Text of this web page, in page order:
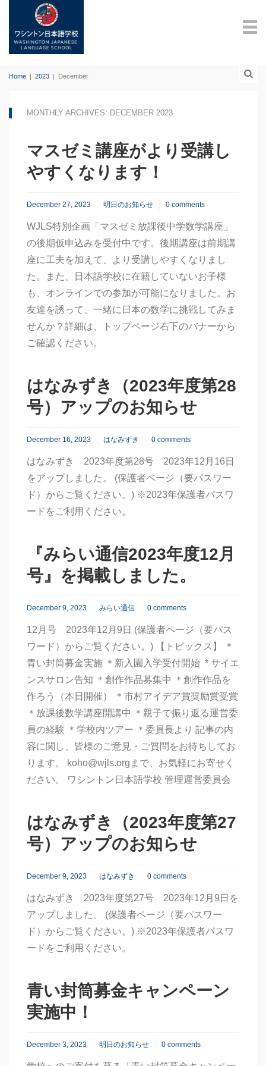
Home | 2023 | December
MONTHLY ARCHIVES: DECEMBER 2023
マスゼミ講座がより受講し
やすくなります！
December 27, 2023 明日のお知らせ 0 comments
WJLS特別企画「マスゼミ放課後中学数学講座」
の後期仮申込みを受付中です。後期講座は前期講
座に工夫を加えて、より受講しやすくなりまし
た。また、日本語学校に在籍していないお子様
も、オンラインでの参加が可能になりました。お
友達を誘って、一緒に日本の数学に挑戦してみま
せんか？詳細は、トップページ右下のバナーから
ご確認ください。
はなみずき（2023年度第28
号）アップのお知らせ
December 16, 2023 はなみずき 0 comments
はなみずき 2023年度第28号 2023年12月16日
をアップしました。 (保護者ページ（要パスワー
ド）からご覧ください。) ※2023年保護者パスワ
ードをご利用ください。
『みらい通信2023年度12月
号』を掲載しました。
December 9, 2023 みらい通信 0 comments
12月号 2023年12月9日 (保護者ページ（要パス
ワード）からご覧ください。) 【トピックス】 ＊
青い封筒募金実施 ＊新入園入学受付開始 * サイエ
ンスサロン告知 ＊創作作品募集中 ＊創作作品を
作ろう（本日開催） ＊市村アイデア賞奨励賞受賞
＊放課後数学講座開講中 ＊親子で振り返る運営委
員の経験 ＊学校内ツアー ＊委員長より 記事の内
容に関し、皆様のご意見・ご質問をお待ちしてお
ります。 koho@wjls.orgまで、お気軽にお寄せく
ださい。 ワシントン日本語学校 管理運営委員会
はなみずき（2023年度第27
号）アップのお知らせ
December 9, 2023 はなみずき 0 comments
はなみずき 2023年度第27号 2023年12月9日を
アップしました。 (保護者ページ（要パスワー
ド）からご覧ください。) ※2023年保護者パスワ
ードをご利用ください。
青い封筒募金キャンペーン
実施中！
December 3, 2023 明日のお知らせ 0 comments